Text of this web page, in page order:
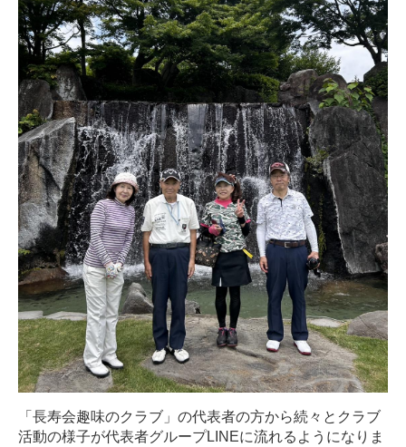
「長寿会趣味のクラブ」の代表者の方から続々とクラブ
活動の様子が代表者グループLINEに流れるようになりま